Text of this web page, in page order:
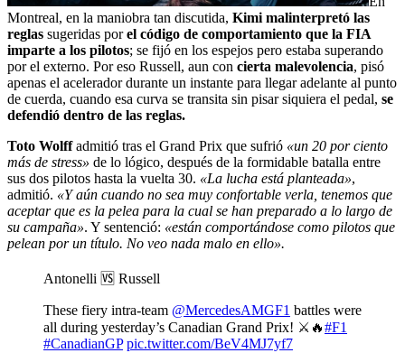
Montreal, en la maniobra tan discutida, Kimi malinterpretó las
reglas sugeridas porel código de comportamiento que la FIA
imparte a los pilotos; se fijó en los espejos pero estaba superando
por el externo. Por eso Russell, aun con cierta malevolencia, pisó
apenas el acelerador durante un instante para llegar adelante al punto
de cuerda, cuando esa curva se transita sin pisar siquiera el pedal, se
defendió dentro de las reglas.
Toto Wolffadmitió tras el Grand Prix que sufrió «un 20 por ciento
más de stress» de lo lógico, después de la formidable batalla entre
sus dos pilotos hasta la vuelta 30. «La lucha está planteada»,
admitió. «Y aún cuando no sea muy confortable verla, tenemos que
aceptar que es la pelea para la cual se han preparado a lo largo de
su campaña». Y sentenció: «están comportándose como pilotos que
pelean por un título. No veo nada malo en ello».
Antonelli 🆚 Russell
These fiery intra-team @MercedesAMGF1 battles were
all during yesterday’s Canadian Grand Prix! ⚔️🔥#F1
#CanadianGP pic.twitter.com/BeV4MJ7yf7